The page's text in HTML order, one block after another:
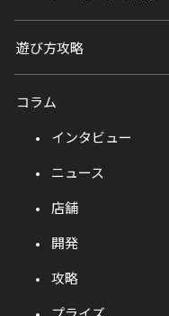
遊び方攻略
コラム
インタビュー
ニュース
店舗
開発
攻略